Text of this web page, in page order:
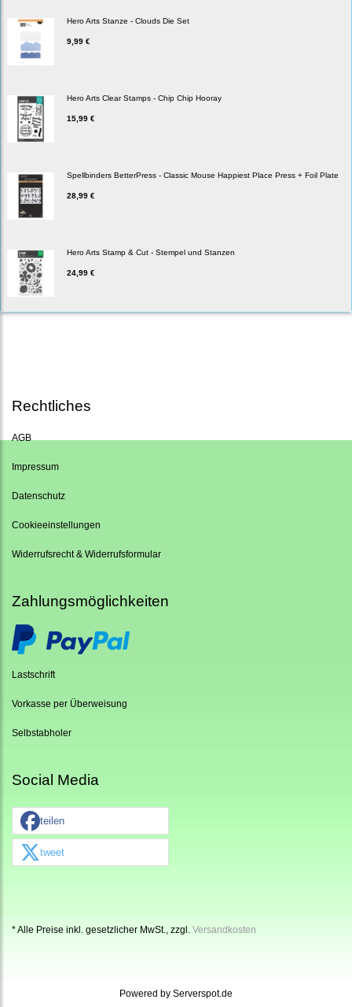
Hero Arts Stanze - Clouds Die Set
9,99 €
Hero Arts Clear Stamps - Chip Chip Hooray
15,99 €
Spellbinders BetterPress - Classic Mouse Happiest Place Press + Foil Plate
28,99 €
Hero Arts Stamp & Cut - Stempel und Stanzen
24,99 €
Rechtliches
AGB
Impressum
Datenschutz
Cookieeinstellungen
Widerrufsrecht & Widerrufsformular
Zahlungsmöglichkeiten
Lastschrift
Vorkasse per Überweisung
Selbstabholer
Social Media
teilen
tweet
* Alle Preise inkl. gesetzlicher MwSt., zzgl. Versandkosten
Powered by Serverspot.de